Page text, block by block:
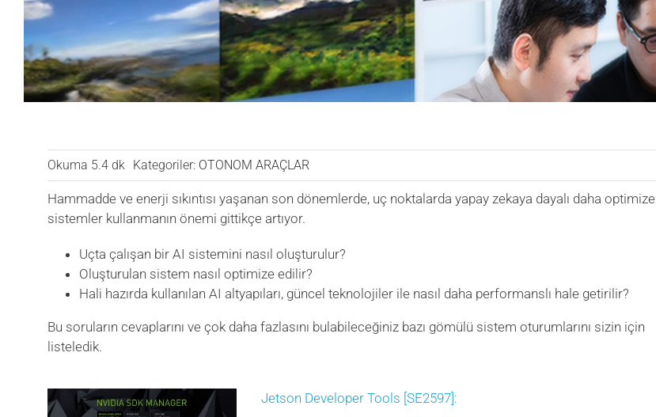
Okuma 5.4 dk Kategoriler: OTONOM ARAÇLAR
Hammadde ve enerji sıkıntısı yaşanan son dönemlerde, uç noktalarda yapay zekaya dayalı daha optimize
sistemler kullanmanın önemi gittikçe artıyor.
Uçta çalışan bir AI sistemini nasıl oluşturulur?
Oluşturulan sistem nasıl optimize edilir?
Hali hazırda kullanılan AI altyapıları, güncel teknolojiler ile nasıl daha performanslı hale getirilir?
Bu soruların cevaplarını ve çok daha fazlasını bulabileceğiniz bazı gömülü sistem oturumlarını sizin için
listeledik.
Jetson Developer Tools [SE2597]: